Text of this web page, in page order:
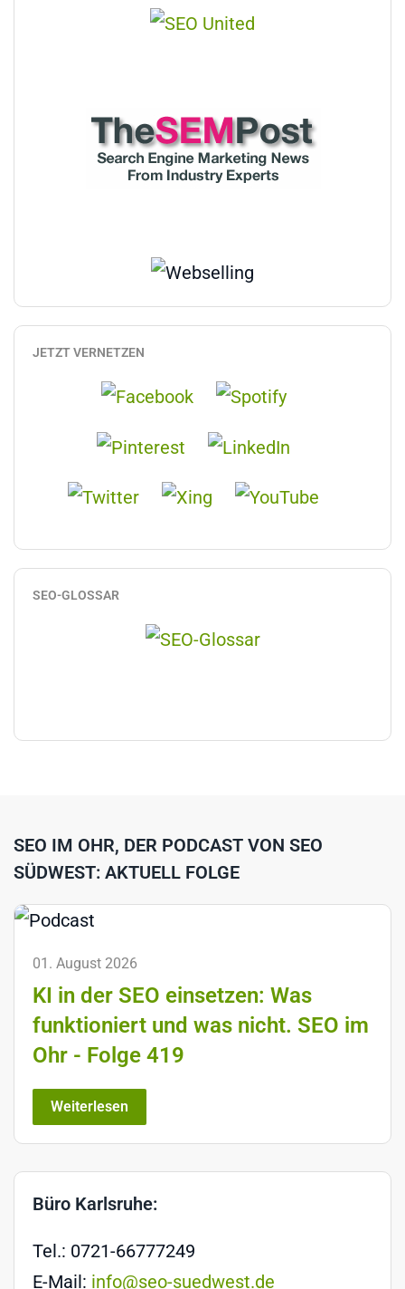
JETZT VERNETZEN
SEO-GLOSSAR
SEO IM OHR, DER PODCAST VON SEO
SÜDWEST: AKTUELL FOLGE
01. August 2026
KI in der SEO einsetzen: Was
funktioniert und was nicht. SEO im
Ohr - Folge 419
Weiterlesen
Büro Karlsruhe:
Tel.: 0721-66777249
E-Mail: info@seo-suedwest.de